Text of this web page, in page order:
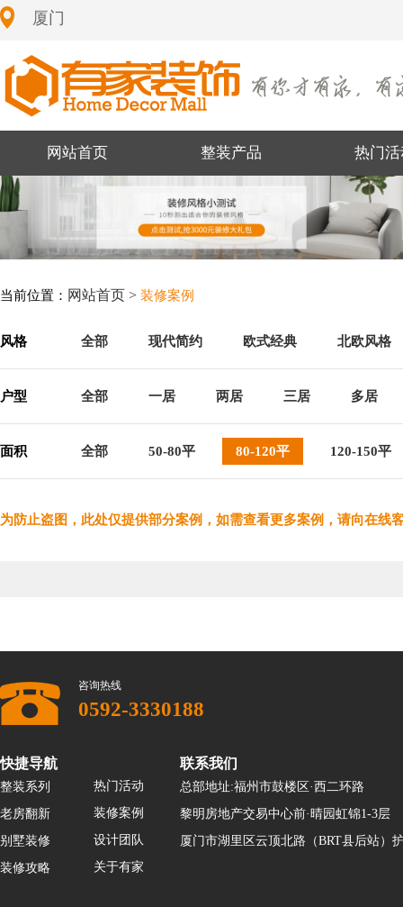
厦门
网站首页 整装产品 热门活
当前位置： 网站首页 > 装修案例
风格 全部 现代简约 欧式经典 北欧风格
户型 全部 一居 两居 三居 多居
面积 全部 50-80平 80-120平 120-150平
为防止盗图，此处仅提供部分案例，如需查看更多案例，请向在线
咨询热线
0592-3330188
快捷导航
整装系列
老房翻新
别墅装修
装修攻略
热门活动
装修案例
设计团队
关于有家
联系我们
总部地址:福州市鼓楼区·西二环路
黎明房地产交易中心前·晴园虹锦1-3层
厦门市湖里区云顶北路（BRT县后站）